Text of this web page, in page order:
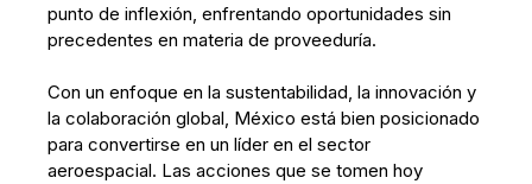
punto de inflexión, enfrentando oportunidades sin
precedentes en materia de proveeduría.
Con un enfoque en la sustentabilidad, la innovación y
la colaboración global, México está bien posicionado
para convertirse en un líder en el sector
aeroespacial. Las acciones que se tomen hoy